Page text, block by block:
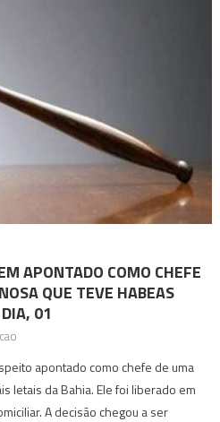
APONTADO COMO CHEFE
QUE TEVE HABEAS
01
apontado como chefe de uma
letais da Bahia. Ele foi liberado em
A decisão chegou a ser